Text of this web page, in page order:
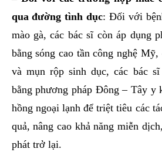
qua đường tình dục: Đối với
mào gà, các bác sĩ còn áp dụng
bằng sóng cao tần công nghệ
và mụn rộp sinh dục, các bác
bằng phương pháp Đông – Tây
hồng ngoại lạnh để triệt tiêu các
quả, nâng cao khả năng miễn
phát trở lại.